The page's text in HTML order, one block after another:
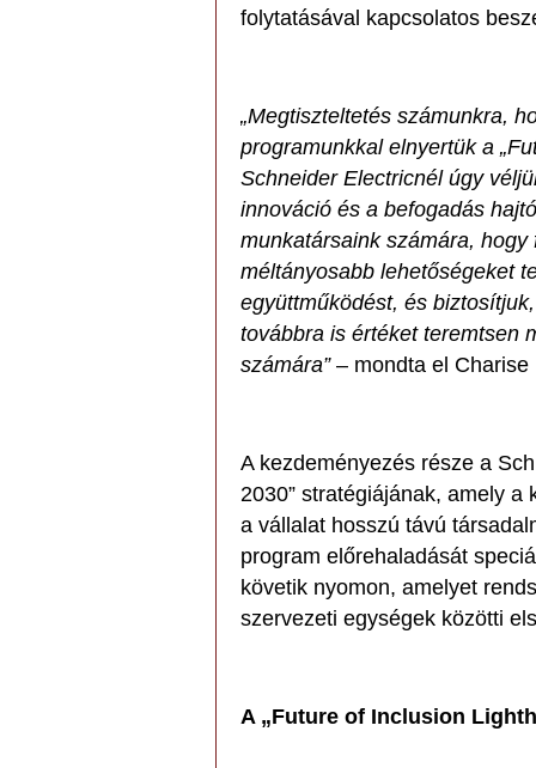
folytatásával kapcsolatos
„Megtiszteltetés számunkra,
programunkkal elnyertük a
Schneider Electricnél úgy
innováció és a befogadás
munkatársaink számára,
méltányosabb lehetőségeket
együttműködést, és
továbbra is értéket teremtsen
számára”– mondta el
A kezdeményezés része a
2030” stratégiájának, amely
a vállalat hosszú távú
program előrehaladását
követik nyomon, amelyet
szervezeti egységek közötti
A „Future of Inclusion